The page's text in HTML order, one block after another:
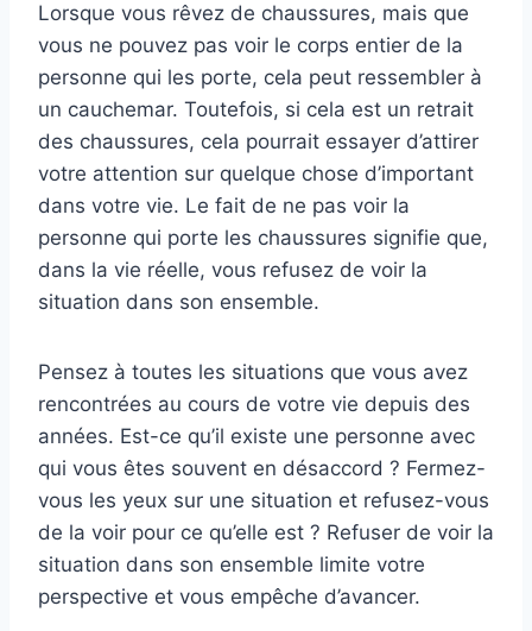
Lorsque vous rêvez de chaussures, mais que
vous ne pouvez pas voir le corps entier de la
personne qui les porte, cela peut ressembler à
un cauchemar. Toutefois, si cela est un retrait
des chaussures, cela pourrait essayer d’attirer
votre attention sur quelque chose d’important
dans votre vie. Le fait de ne pas voir la
personne qui porte les chaussures signifie que,
dans la vie réelle, vous refusez de voir la
situation dans son ensemble.
Pensez à toutes les situations que vous avez
rencontrées au cours de votre vie depuis des
années. Est-ce qu’il existe une personne avec
qui vous êtes souvent en désaccord ? Fermez-
vous les yeux sur une situation et refusez-vous
de la voir pour ce qu’elle est ? Refuser de voir la
situation dans son ensemble limite votre
perspective et vous empêche d’avancer.